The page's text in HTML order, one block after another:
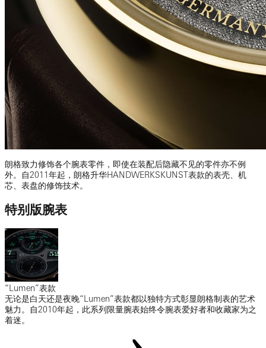
朗格致力修饰各个腕表零件，即使在装配后隐藏不见的零件亦不例
外。自2011年起，朗格升华HANDWERKSKUNST表款的表壳、机
芯、表盘的修饰技术。
特别版腕表
“Lumen”表款
无论是白天还是夜晚“Lumen”表款都以独特方式彰显朗格制表的艺术
魅力。自2010年起，此系列限量腕表始终令腕表爱好者和收藏家为之
着迷。